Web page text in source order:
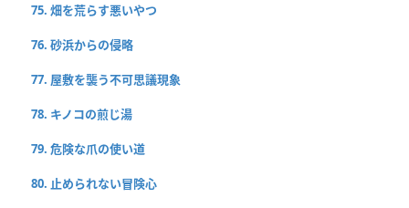
75. 畑を荒らす悪いやつ
76. 砂浜からの侵略
77. 屋敷を襲う不可思議現象
78. キノコの煎じ湯
79. 危険な爪の使い道
80. 止められない冒険心